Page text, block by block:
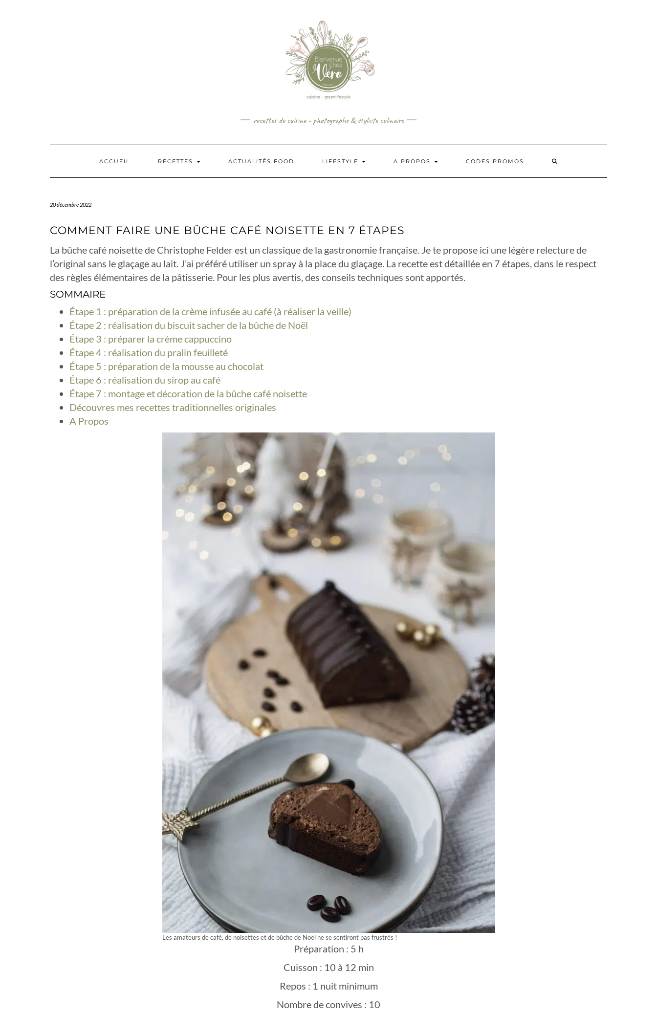
recettes de cuisine - photographe & styliste culinaire
ACCUEIL RECETTES ACTUALITÉS FOOD LIFESTYLE A PROPOS CODES PROMOS
20 décembre 2022
COMMENT FAIRE UNE BÛCHE CAFÉ NOISETTE EN 7 ÉTAPES
La bûche café noisette de Christophe Felder est un classique de la gastronomie française. Je te propose ici une légère relecture de
l’original sans le glaçage au lait. J’ai préféré utiliser un spray à la place du glaçage. La recette est détaillée en 7 étapes, dans le respect
des règles élémentaires de la pâtisserie. Pour les plus avertis, des conseils techniques sont apportés.
SOMMAIRE
Étape 1 : préparation de la crème infusée au café (à réaliser la veille)
Étape 2 : réalisation du biscuit sacher de la bûche de Noël
Étape 3 : préparer la crème cappuccino
Étape 4 : réalisation du pralin feuilleté
Étape 5 : préparation de la mousse au chocolat
Étape 6 : réalisation du sirop au café
Étape 7 : montage et décoration de la bûche café noisette
Découvres mes recettes traditionnelles originales
A Propos
Les amateurs de café, de noisettes et de bûche de Noël ne se sentiront pas frustrés !
Préparation : 5 h
Cuisson : 10 à 12 min
Repos : 1 nuit minimum
Nombre de convives : 10